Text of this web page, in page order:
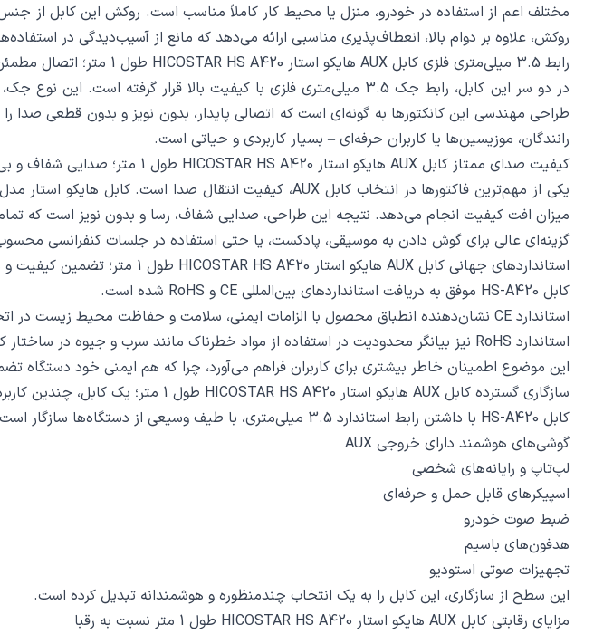
روکش، علاوه بر دوام بالا، انعطاف‌پذیری مناسبی ارائه می‌دهد که مانع از آسیب‌دیدگی در
رابط 3.5 میلی‌متری فلزی کابل AUX هایکو استار HICOSTAR HS A420 طول 1 متر؛ اتصال مطمئن و پایدار
در دو سر این کابل، رابط جک 3.5 میلی‌متری فلزی با کیفیت بالا قرار
طراحی مهندسی این کانکتورها به گونه‌ای است که اتصالی پایدار، بدون نویز و بدون قطعی صدا
رانندگان، موزیسین‌ها یا کاربران حرفه‌ای – بسیار کاربردی و حیاتی است.
کیفیت صدای ممتاز کابل AUX هایکو استار HICOSTAR HS A420 طول 1 متر؛ صدایی شفاف و بی‌ نقص
میزان افت کیفیت انجام می‌دهد. نتیجه این طراحی، صدایی شفاف، رسا و بدون نویز است که
گزینه‌ای عالی برای گوش دادن به موسیقی، پادکست، یا حتی استفاده در جلسات کنفرانسی
استانداردهای جهانی کابل AUX هایکو استار HICOSTAR HS A420 طول 1 متر؛ تضمین کیفیت و سلامت
کابل HS-A420 موفق به دریافت استانداردهای بین‌المللی CE و RoHS شده است.
استاندارد CE نشان‌دهنده انطباق محصول با الزامات ایمنی، سلامت و حفاظت محیط زیست در اتحادیه اروپا است.
استاندارد RoHS نیز بیانگر محدودیت در استفاده از مواد خطرناک مانند سرب و جیوه در ساختار کابل است.
این موضوع اطمینان خاطر بیشتری برای کاربران فراهم می‌آورد، چرا که هم ایمنی خود
سازگاری گسترده کابل AUX هایکو استار HICOSTAR HS A420 طول 1 متر؛ یک کابل، چندین کاربرد
کابل HS-A420 با داشتن رابط استاندارد 3.5 میلی‌متری، با طیف وسیعی از دستگاه‌ها سازگار است. از جمله این موارد می‌توان به:
گوشی‌های هوشمند دارای خروجی AUX
لپ‌تاپ و رایانه‌های شخصی
اسپیکرهای قابل حمل و حرفه‌ای
ضبط صوت خودرو
هدفون‌های باسیم
تجهیزات صوتی استودیو
این سطح از سازگاری، این کابل را به یک انتخاب چندمنظوره و هوشمندانه تبدیل کرده است.
مزایای رقابتی کابل AUX هایکو استار HICOSTAR HS A420 طول 1 متر نسبت به رقبا